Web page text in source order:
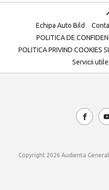
Echipa Auto Bild
POLITICA DE
POLITICA PRIVIND COOKIES
Servicii utile
Copyright 2026 Audienta